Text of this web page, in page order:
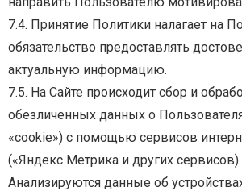
7.4. Принятие Политики налагает на
обязательство предоставлять
актуальную информацию.
7.5. На Сайте происходит сбор и
обезличенных данных о
«cookie») с помощью сервисов
(«Яндекс Метрика и других сервисов).
Анализируются данные об